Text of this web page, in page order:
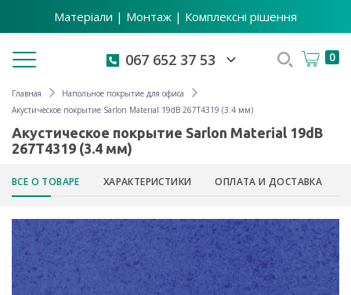
Матеріали | Монтаж | Комплексні рішення
Toggle navigation 067 652 37 53 0
Главная
Напольное покрытие для офиса
Акустическое покрытие Sarlon Material 19dB 267T4319 (3.4 мм)
Акустическое покрытие Sarlon Material 19dB
267T4319 (3.4 мм)
ВСЕ О ТОВАРЕ ХАРАКТЕРИСТИКИ ОПЛАТА И ДОСТАВКА